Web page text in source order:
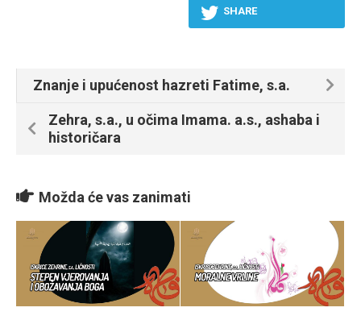
SHARE
Znanje i upućenost hazreti Fatime, s.a.
Zehra, s.a., u očima Imama. a.s., ashaba i
historičara
Možda će vas zanimati